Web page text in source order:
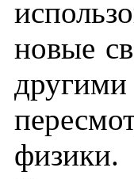
новые
физики.